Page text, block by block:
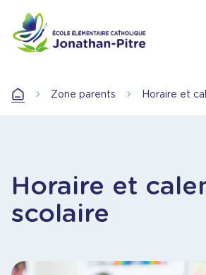
contenu
principal
AccueilZone parents Horaire et
Horaire et
scolaire